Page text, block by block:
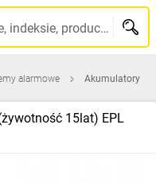
Szukaj po nazwie, indeksie, producencie, kodzie kreskowym...
alarmowe Akumulatory
15lat) EPL